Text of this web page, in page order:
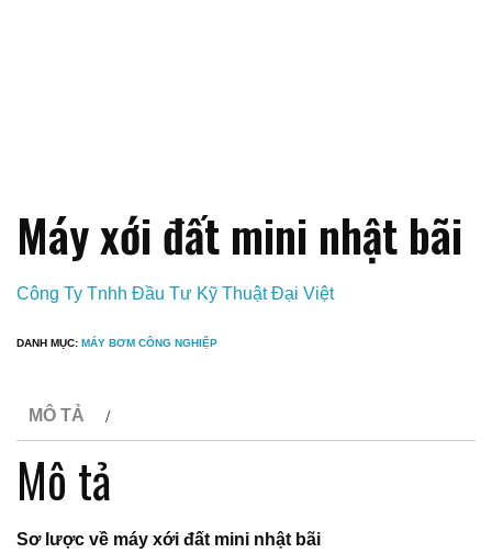
Máy xới đất mini nhật bãi
Công Ty Tnhh Đầu Tư Kỹ Thuật Đại Việt
DANH MỤC: MÁY BƠM CÔNG NGHIỆP
MÔ TẢ
Mô tả
Sơ lược về máy xới đất mini nhật bãi